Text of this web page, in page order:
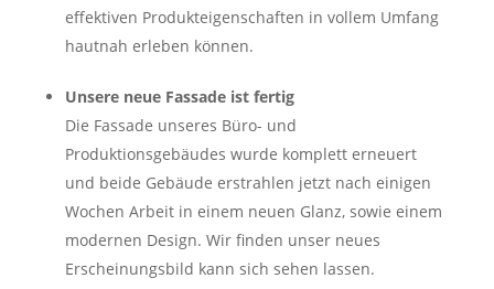
effektiven Produkteigenschaften in vollem Umfang
hautnah erleben können.
Unsere neue Fassade ist fertig
Die Fassade unseres Büro- und
Produktionsgebäudes wurde komplett erneuert
und beide Gebäude erstrahlen jetzt nach einigen
Wochen Arbeit in einem neuen Glanz, sowie einem
modernen Design. Wir finden unser neues
Erscheinungsbild kann sich sehen lassen.